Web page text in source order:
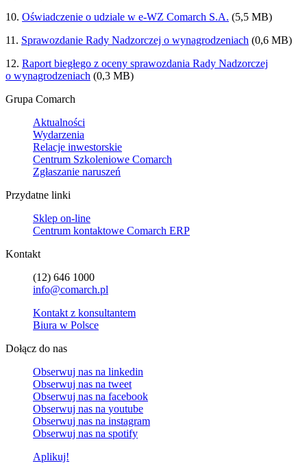
10. Oświadczenie o udziale w e-WZ Comarch S.A. (5,5 MB)
11. Sprawozdanie Rady Nadzorczej o wynagrodzeniach (0,6 MB)
12. Raport biegłego z oceny sprawozdania Rady Nadzorczej
o wynagrodzeniach (0,3 MB)
Grupa Comarch
Aktualności
Wydarzenia
Relacje inwestorskie
Centrum Szkoleniowe Comarch
Zgłaszanie naruszeń
Przydatne linki
Sklep on-line
Centrum kontaktowe Comarch ERP
Kontakt
(12) 646 1000
info@comarch.pl
Kontakt z konsultantem
Biura w Polsce
Dołącz do nas
Obserwuj nas na linkedin
Obserwuj nas na tweet
Obserwuj nas na facebook
Obserwuj nas na youtube
Obserwuj nas na instagram
Obserwuj nas na spotify
Aplikuj!